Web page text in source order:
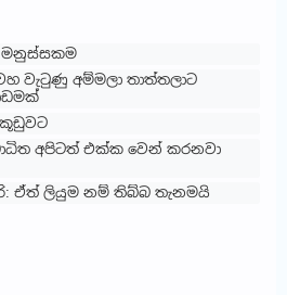
මනුස්සකම
වැටුණු අම්මලා තාත්තලාට
අපිටත් එක්ක වෙන් කරනවා
ඒත් ලියුම නම් තිබ්බ තැනමයි